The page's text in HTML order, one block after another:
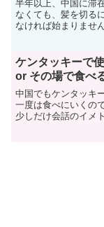
半年以上、中国に滞
なくても、髪を切る
なければ始まりませ
ケンタッキーで
or その場で食べ
中国でもケンタッキ
一度は食べにいくの
少しだけ会話のイメ